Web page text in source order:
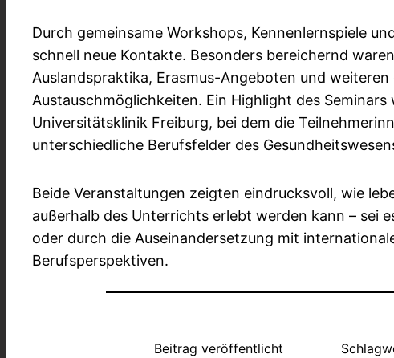
Durch gemeinsame Workshops, Kennenlernspiele
schnell neue Kontakte. Besonders bereichernd
Auslandspraktika, Erasmus-Angeboten und
Austauschmöglichkeiten. Ein Highlight des
Universitätsklinik Freiburg, bei dem die
unterschiedliche Berufsfelder des
Beide Veranstaltungen zeigten eindrucksvoll, wie
außerhalb des Unterrichts erlebt werden kann – sei
oder durch die Auseinandersetzung mit
Berufsperspektiven.
Beitrag veröffentlicht